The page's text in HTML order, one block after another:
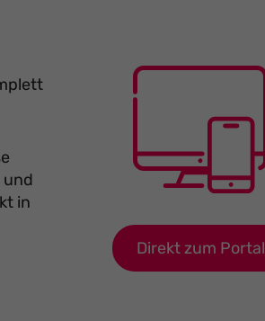
und
in
Direkt zum Portal